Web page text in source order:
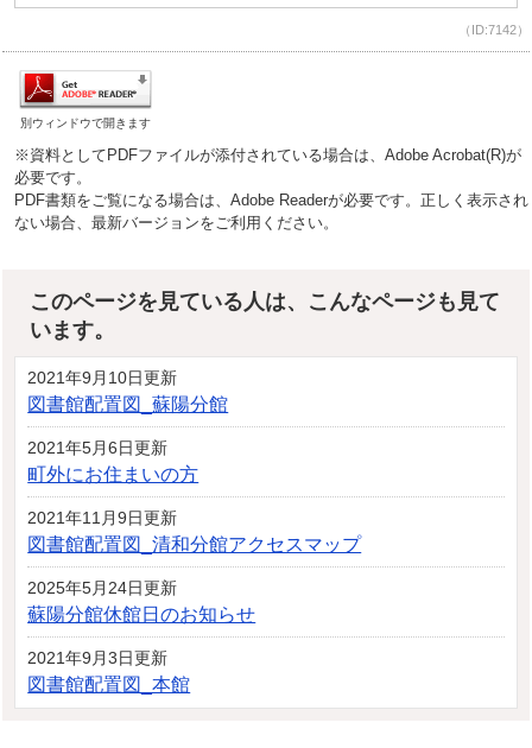
（ID:7142）
別ウィンドウで開きます
※資料としてPDFファイルが添付されている場合は、Adobe Acrobat(R)が
必要です。
PDF書類をご覧になる場合は、Adobe Readerが必要です。正しく表示され
ない場合、最新バージョンをご利用ください。
このページを見ている人は、こんなページも見て
います。
2021年9月10日更新
図書館配置図_蘇陽分館
2021年5月6日更新
町外にお住まいの方
2021年11月9日更新
図書館配置図_清和分館アクセスマップ
2025年5月24日更新
蘇陽分館休館日のお知らせ
2021年9月3日更新
図書館配置図_本館